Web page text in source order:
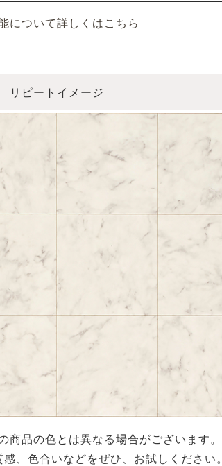
について詳しくはこちら
リピートイメージ
商品の色とは異なる場合がございます。
、色合いなどをぜひ、お試しください。